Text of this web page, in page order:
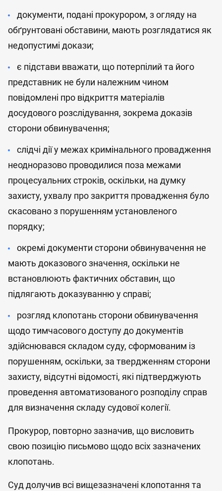
документи, подані прокурором, з огляду на
обґрунтовані обставини, мають розглядатися як
недопустимі докази;
є підстави вважати, що потерпілий та його
представник не були належним чином
повідомлені про відкриття матеріалів
досудового розслідування, зокрема доказів
сторони обвинувачення;
слідчі дії у межах кримінального провадження
неодноразово проводилися поза межами
процесуальних строків, оскільки, на думку
захисту, ухвалу про закриття провадження було
скасовано з порушенням установленого
порядку;
окремі документи сторони обвинувачення не
мають доказового значення, оскільки не
встановлюють фактичних обставин, що
підлягають доказуванню у справі;
розгляд клопотань сторони обвинувачення
щодо тимчасового доступу до документів
здійснювався складом суду, сформованим із
порушенням, оскільки, за твердженням сторони
захисту, відсутні відомості, які підтверджують
проведення автоматизованого розподілу справ
для визначення складу судової колегії.
Прокурор, повторно зазначив, що висловить
свою позицію письмово щодо всіх зазначених
клопотань.
Суд долучив всі вищезазначені клопотання та